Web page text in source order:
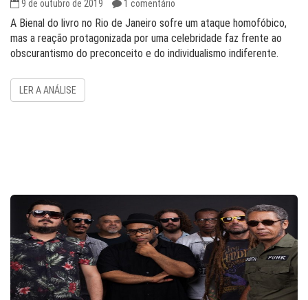
9 de outubro de 2019 1 comentário
A Bienal do livro no Rio de Janeiro sofre um ataque homofóbico,
mas a reação protagonizada por uma celebridade faz frente ao
obscurantismo do preconceito e do individualismo indiferente.
LER A ANÁLISE